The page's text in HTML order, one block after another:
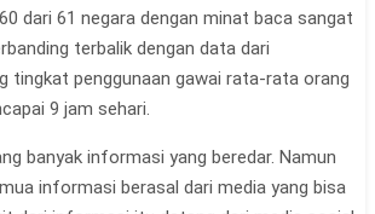
dari 61 negara dengan minat baca sangat
terbalik dengan data dari
tingkat penggunaan gawai rata-rata orang
9 jam sehari.
banyak informasi yang beredar. Namun
informasi berasal dari media yang bisa